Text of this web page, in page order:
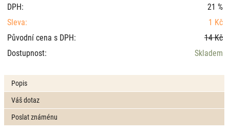
DPH:
21 %
Sleva:
1 Kč
Původní cena s DPH:
14 Kč
Dostupnost:
Skladem
Popis
Váš dotaz
Poslat známénu